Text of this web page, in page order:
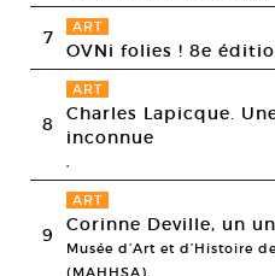
7 ART
OVNi folies ! 8e
8
ART
Charles Lapicque.
inconnue
,
9
ART
Corinne Deville, un
Musée d’Art et d’Histoire
(MAHHSA),